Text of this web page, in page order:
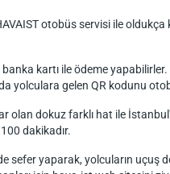
otobüs servisi ile
kartı ile ödeme
yolculara gelen QR kodunu
olan dokuz farklı hat ile
dakikadır.
yaparak, yolcuların uçuş